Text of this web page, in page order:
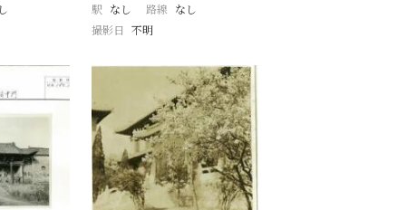
駅 なし 路線 なし
撮影日 不明